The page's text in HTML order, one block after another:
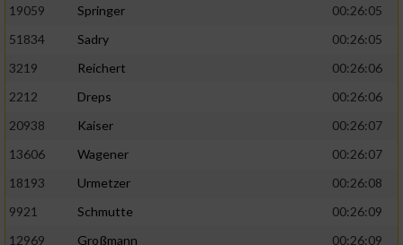
19059
Springer
00:26:05
51834
Sadry
00:26:05
3219
Reichert
00:26:06
2212
Dreps
00:26:06
20938
Kaiser
00:26:07
13606
Wagener
00:26:07
18193
Urmetzer
00:26:08
9921
Schmutte
00:26:09
12969
Großmann
00:26:09